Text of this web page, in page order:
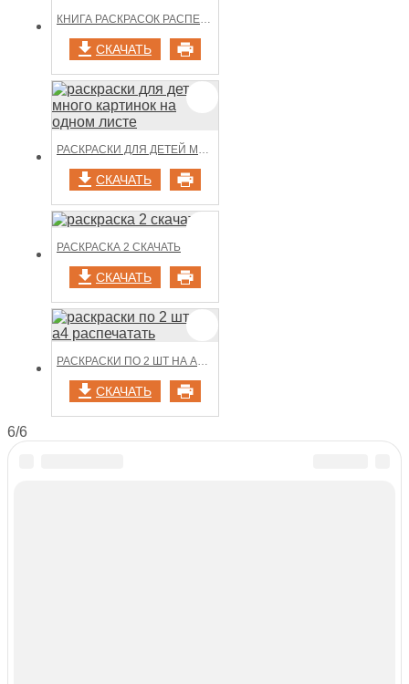
КНИГА РАСКРАСОК РАСПЕЧАТАТЬ
СКАЧАТЬ
РАСКРАСКИ ДЛЯ ДЕТЕЙ МНОГО КАРТИНОК НА ОДНОМ ЛИСТЕ
СКАЧАТЬ
РАСКРАСКА 2 СКАЧАТЬ
СКАЧАТЬ
РАСКРАСКИ ПО 2 ШТ НА А4 РАСПЕЧАТАТЬ
СКАЧАТЬ
6/6